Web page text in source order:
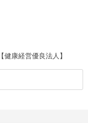
康経営優良法人】